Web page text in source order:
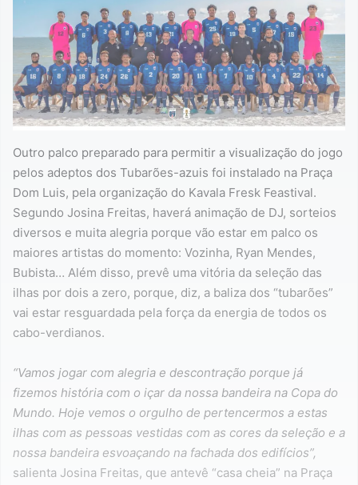
Outro palco preparado para permitir a visualização do jogo
pelos adeptos dos Tubarões-azuis foi instalado na Praça
Dom Luis, pela organização do Kavala Fresk Feastival.
Segundo Josina Freitas, haverá animação de DJ, sorteios
diversos e muita alegria porque vão estar em palco os
maiores artistas do momento: Vozinha, Ryan Mendes,
Bubista… Além disso, prevê uma vitória da seleção das
ilhas por dois a zero, porque, diz, a baliza dos “tubarões”
vai estar resguardada pela força da energia de todos os
cabo-verdianos.
“Vamos jogar com alegria e descontração porque já
fizemos história com o içar da nossa bandeira na Copa do
Mundo. Hoje vemos o orgulho de pertencermos a estas
ilhas com as pessoas vestidas com as cores da seleção e a
nossa bandeira esvoaçando na fachada dos edifícios”,
salienta Josina Freitas, que antevê “casa cheia” na Praça